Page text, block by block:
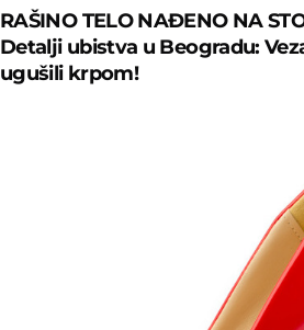
RAŠINO TELO NAĐENO NA
Detalji ubistva u Beogradu:
ugušili krpom!